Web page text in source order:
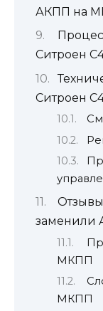
АКПП на
Ситроен
Ситроен
заменили
МКПП
МКПП